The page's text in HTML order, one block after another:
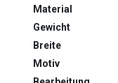
Material
Gewicht
Breite
Motiv